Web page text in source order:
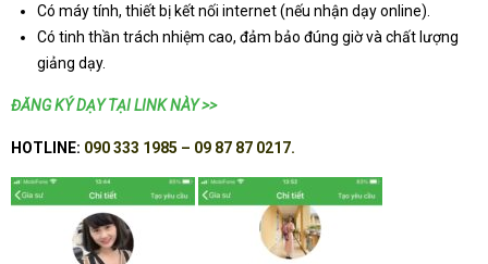
Có máy tính, thiết bị kết nối internet (nếu nhận dạy online).
Có tinh thần trách nhiệm cao, đảm bảo đúng giờ và chất lượng
giảng dạy.
ĐĂNG KÝ DẠY TẠI LINK NÀY >>
HOTLINE: 090 333 1985 – 09 87 87 0217.